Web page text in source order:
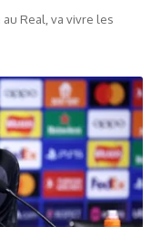
Real, va vivre les